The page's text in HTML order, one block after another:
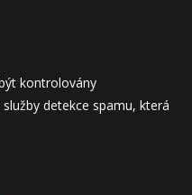
kontrolovány
detekce spamu, která